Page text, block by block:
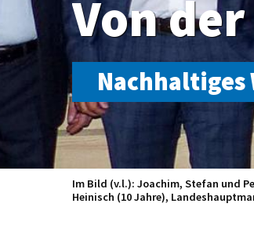
Von
Fachreferent Günther Reifer